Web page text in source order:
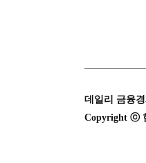
데일리 금융
Copyright ⓒ